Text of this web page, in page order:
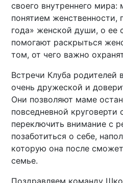
своего внутреннего
понятием женственности,
года» женской души, о ее
помогают раскрыться
том, от чего важно
Встречи Клуба родителей
очень дружеской и
Они позволяют маме
повседневной круговерти
переключить внимание с
позаботиться о себе,
которую она после
семье.